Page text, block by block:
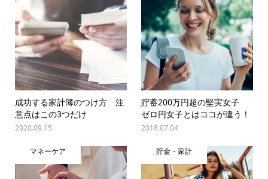
成功する家計簿のつけ方 注
意点はこの3つだけ
2020.09.15
貯蓄200万円超の堅実女子
ゼロ円女子とはココが違う！
2018.07.04
マネーケア 貯金・家計